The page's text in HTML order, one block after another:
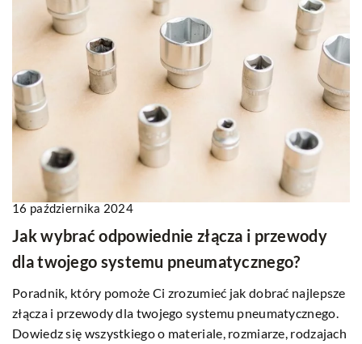
16 października 2024
Jak wybrać odpowiednie złącza i przewody
dla twojego systemu pneumatycznego?
Poradnik, który pomoże Ci zrozumieć jak dobrać najlepsze
złącza i przewody dla twojego systemu pneumatycznego.
Dowiedz się wszystkiego o materiale, rozmiarze, rodzajach